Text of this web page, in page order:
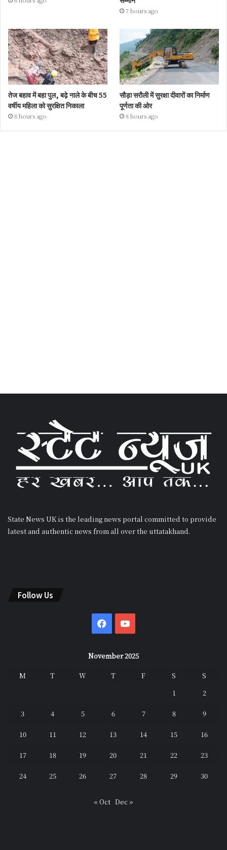
7 hours ago
तेज बहाव में बहा पुल, बढ़े नाले के बीच 55
वर्षीय महिला को सुरक्षित निकाला
8 hours ago
सौड़ा सरौली में सुरक्षा दीवारों का निर्माण
पूर्णता की ओर
8 hours ago
State News UK is the leading news portal committed to provide
latest and authentic news from all over the uttatakhand.
Follow Us
Facebook
November 2025
M T W T F S
S
1
2
3 4 5 6 7 8 9
10 11 12 13 14 15 16
17 18 19 20 21 22 23
24 25 26 27 28 29 30
« Oct Dec »